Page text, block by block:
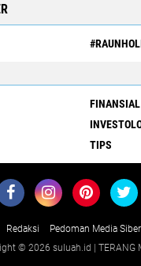
FINANSIAL
TIPS
Redaksi Pedoman Media Siber
© 2026 suluah.id | TERANG